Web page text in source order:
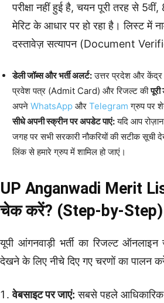
परीक्षा नहीं हुई है, चयन पूरी तरह से
मेरिट के आधार पर हो रहा है। लिस्ट में
दस्तावेज़ सत्यापन (Document
डेली जॉब्स और भर्ती अलर्ट:उत्तर प्रदेश और केंद्र
प्रवेश पत्र (Admit Card) और रिजल्ट की
अपने WhatsApp और Telegram ग्रुप पर
सीधे अपनी स्क्रीन पर अपडेट पाएं:यदि आप
जगह पर सभी सरकारी नौकरियों की सटीक सूची
लिंक से हमारे ग्रुप में शामिल हो जाएं।
UP Anganwadi Merit
चेक करें? (Step-by-Step)
यूपी आंगनवाड़ी भर्ती का रिजल्ट ऑनलाइन
देखने के लिए नीचे दिए गए चरणों का पालन
वेबसाइट पर जाएं: सबसे पहले आधिकारिक